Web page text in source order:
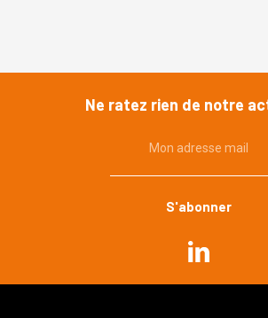
Ne ratez rien de notre
Mon adresse mail
Commande publique
Urbanisme, environnement
Immobilier, construction